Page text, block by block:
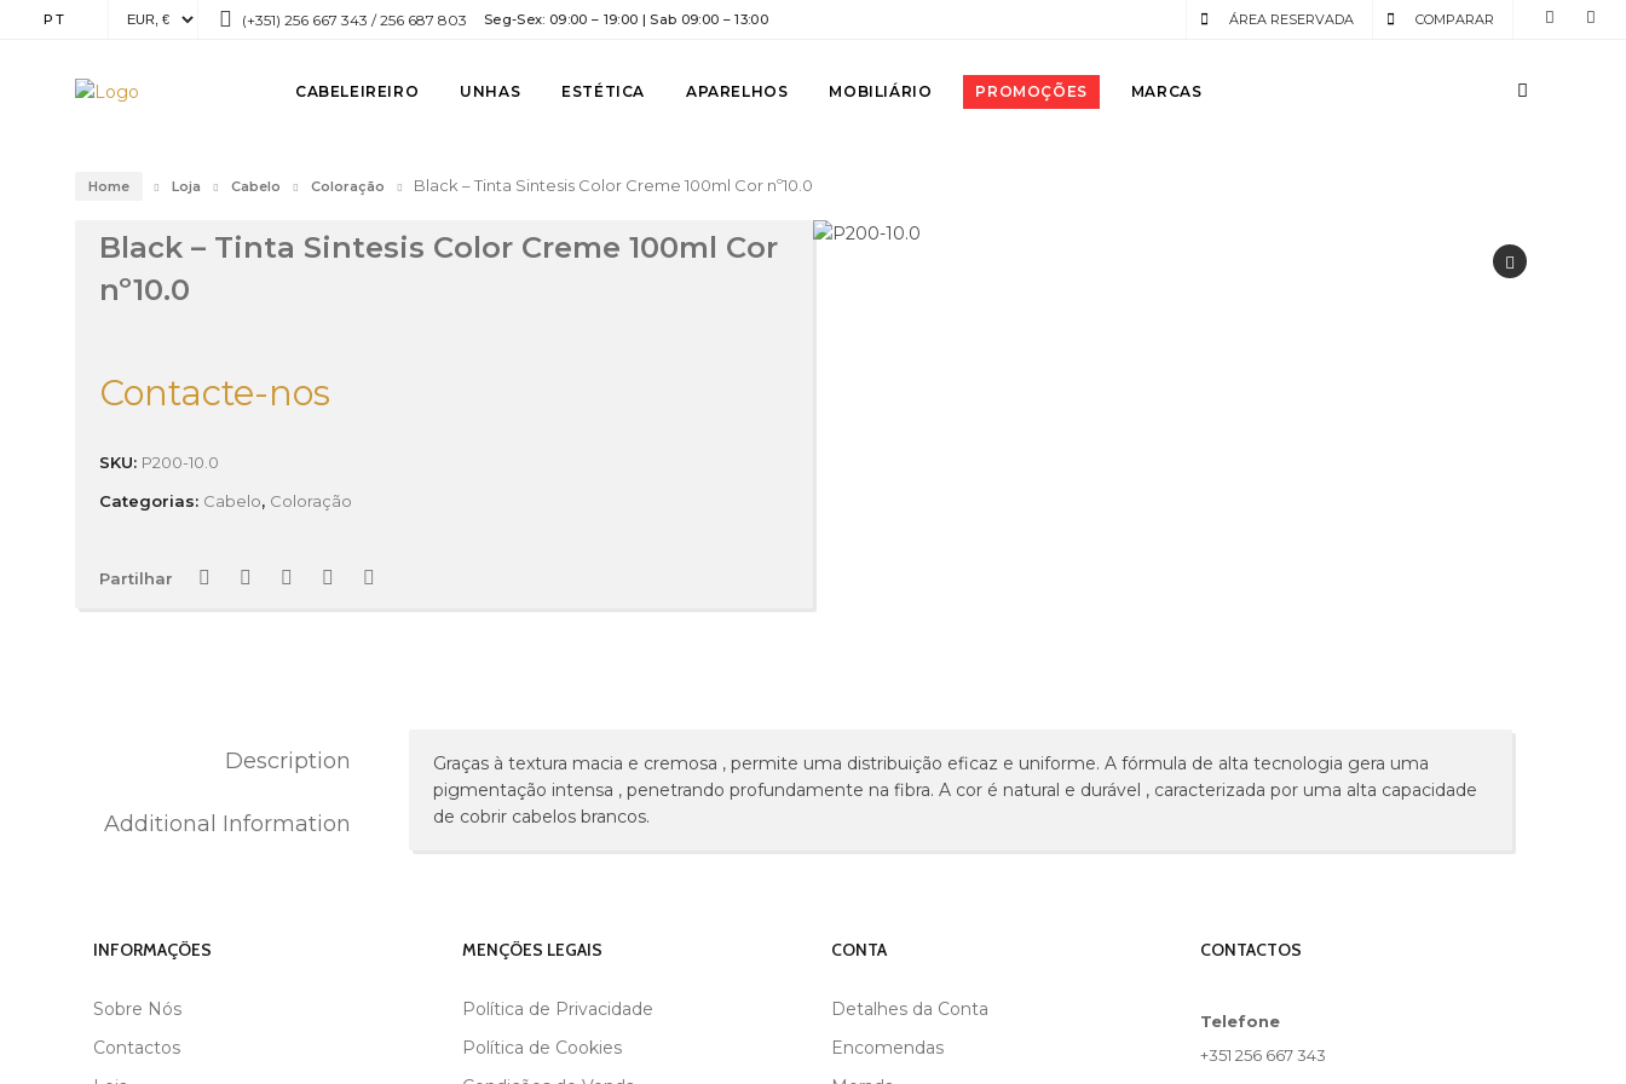
PT (+351) 256 667 343 / 256 687 803 Seg-Sex: 09:00 – 19:00 | Sab 09:00 – 13:00 COMPARAR
ÁREA RESERVADA
CABELEIREIRO UNHAS ESTÉTICA APARELHOS MOBILIÁRIO PROMOÇÕES MARCAS
Home Loja Cabelo Coloração Black – Tinta Sintesis Color Creme 100ml Cor nº10.0
Black – Tinta Sintesis Color Creme 100ml Cor
nº10.0
Contacte-nos
SKU: P200-10.0
Categorias: Cabelo, Coloração
Partilhar
Description
Additional Information
Graças à textura macia e cremosa , permite uma distribuição eficaz e uniforme. A fórmula de alta tecnologia gera uma
pigmentação intensa , penetrando profundamente na fibra. A cor é natural e durável , caracterizada por uma alta capacidade
de cobrir cabelos brancos.
MARCA
INFORMAÇÕES
Sobre Nós
Contactos
MENÇÕES LEGAIS
Política de Privacidade
Política de Cookies
CONTA
Detalhes da Conta
Encomendas
CONTACTOS
Telefone
+351 256 667 343